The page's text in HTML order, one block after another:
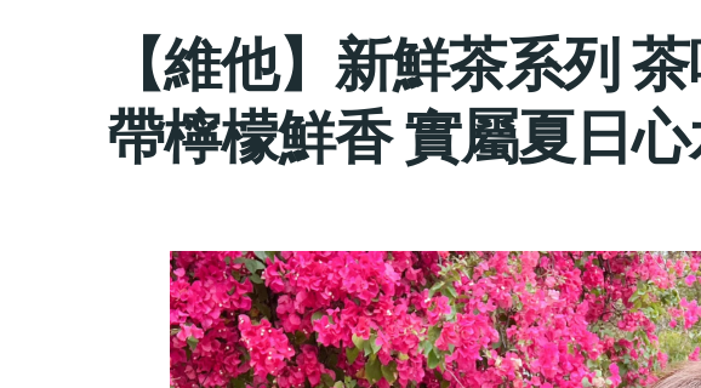
【維他】新鮮茶系列
帶檸檬鮮香 實屬夏日